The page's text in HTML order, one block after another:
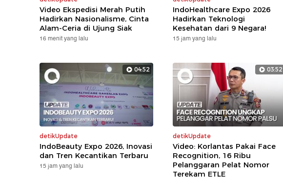
Video Ekspedisi Merah Putih
Hadirkan Nasionalisme, Cinta
Alam-Ceria di Ujung Siak
16 menit yang lalu
IndoHealthcare Expo 2026
Hadirkan Teknologi
Kesehatan dari 9 Negara!
15 jam yang lalu
04:52
detikUpdate
IndoBeauty Expo 2026, Inovasi
dan Tren Kecantikan Terbaru
15 jam yang lalu
03:52
detikUpdate
Video: Korlantas Pakai Face
Recognition, 16 Ribu
Pelanggaran Pelat Nomor
Terekam ETLE